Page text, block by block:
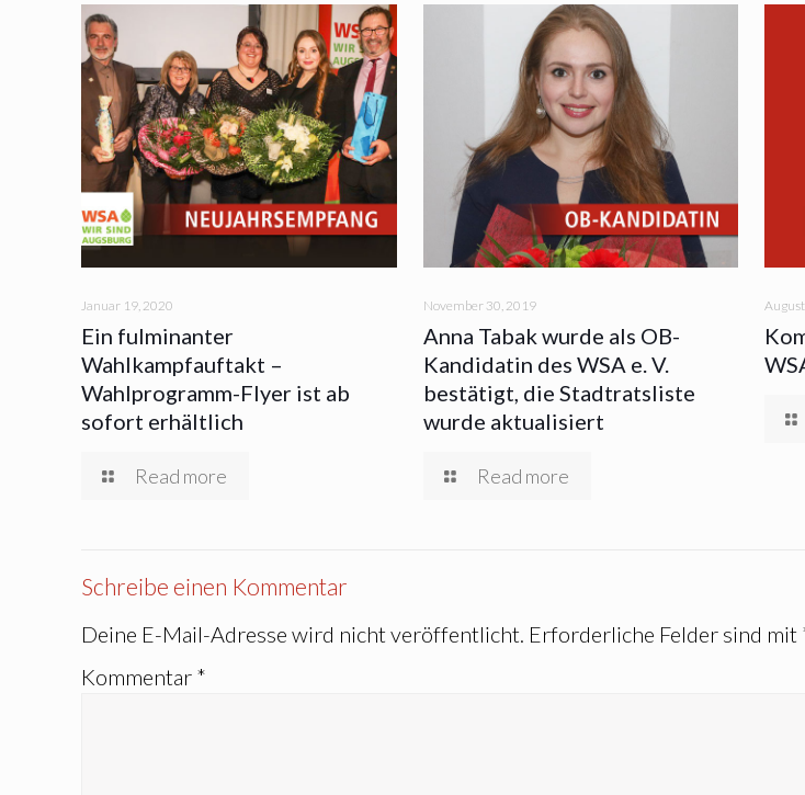
Januar 19, 2020
Ein fulminanter
Wahlkampfauftakt –
Wahlprogramm-Flyer ist ab
sofort erhältlich
Read more
November 30, 2019
Anna Tabak wurde als OB-
Kandidatin des WSA e. V.
bestätigt, die Stadtratsliste
wurde aktualisiert
Read more
Schreibe einen Kommentar
Deine E-Mail-Adresse wird nicht veröffentlicht. Erforderliche Felder sind mit
Kommentar *